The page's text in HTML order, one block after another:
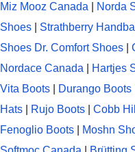
Miz Mooz Canada
Norda
Shoes
Strathberry
Shoes Dr. Comfort Shoes
Nordace Canada
Hartjes
Vita Boots
Durango Boots
Hats
Rujo Boots Cobb
Fenoglio Boots
Moshn